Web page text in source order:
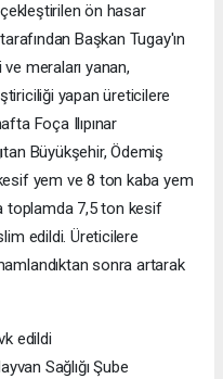
ön hasar
Başkan Tugay'ın
meraları yanan,
yapan üreticilere
Foça Ilıpınar
Büyükşehir, Ödemiş
yem ve 8 ton kaba yem
toplamda 7,5 ton kesif
edildi. Üreticilere
sonra artarak
edildi
Sağlığı Şube